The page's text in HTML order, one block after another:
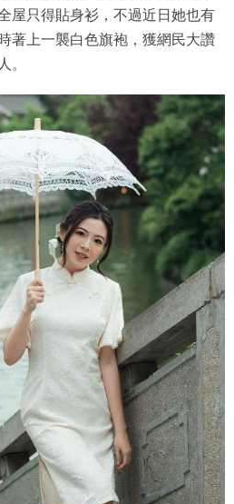
屋只得貼身衫，不過近日她也有
著上一襲白色旗袍，獲網民大讚
。